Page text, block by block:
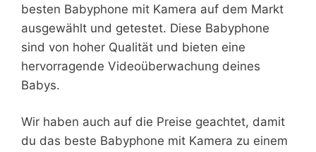
besten Babyphone mit Kamera auf dem Markt
ausgewählt und getestet. Diese Babyphone
sind von hoher Qualität und bieten eine
hervorragende Videoüberwachung deines
Babys.
Wir haben auch auf die Preise geachtet, damit
du das beste Babyphone mit Kamera zu einem